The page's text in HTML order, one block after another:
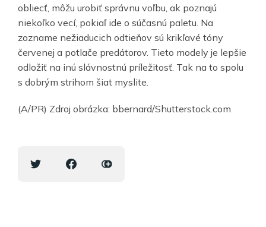
obliecť, môžu urobiť správnu voľbu, ak poznajú
niekoľko vecí, pokiaľ ide o súčasnú paletu. Na
zozname nežiaducich odtieňov sú krikľavé tóny
červenej a potlače predátorov. Tieto modely je lepšie
odložiť na inú slávnostnú príležitosť. Tak na to spolu
s dobrým strihom šiat myslite.
(A/PR) Zdroj obrázka: bbernard/Shutterstock.com